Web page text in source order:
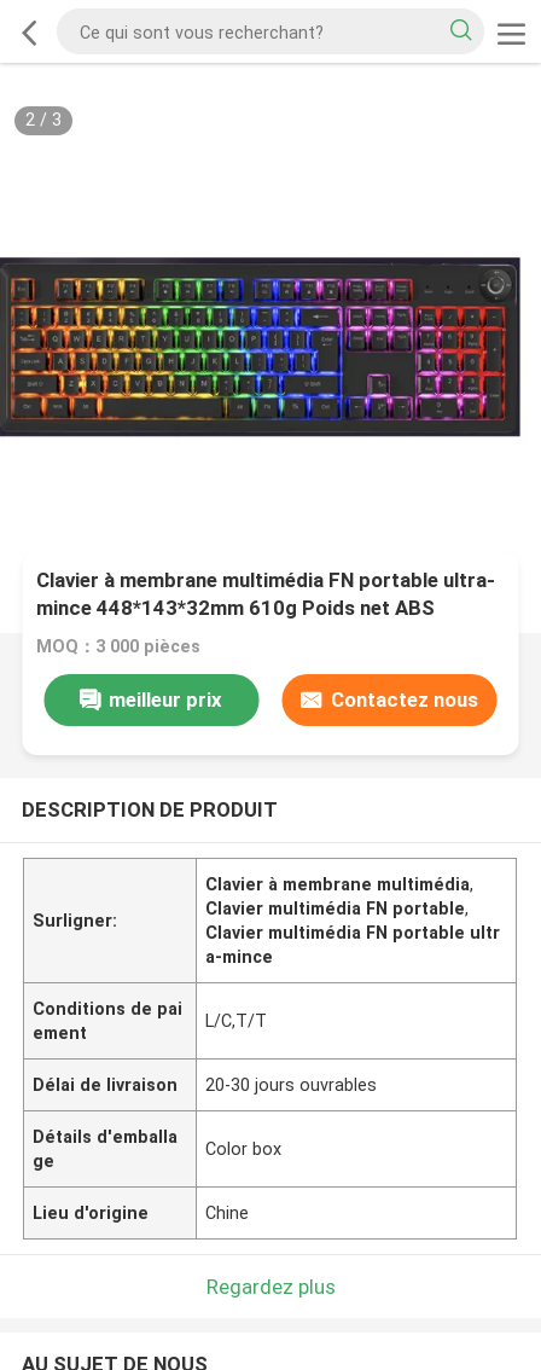
2/ 3
Clavier à membrane multimédia FN portable ultra-
mince 448*143*32mm 610g Poids net ABS
Touches noires Membrane argentée
MOQ：3 000 pièces
meilleur prix Contactez nous
DESCRIPTION DE PRODUIT
Surligner:
Clavier à membrane multimédia,
Clavier multimédia FN portable,
Clavier multimédia FN portable ultr
a-mince
Conditions de pai
ement
L/C,T/T
Délai de livraison 20-30 jours ouvrables
Détails d'emballa
ge
Color box
Lieu d'origine Chine
Regardez plus
AU SUJET DE NOUS